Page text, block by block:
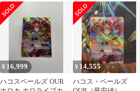
き
ライブ hololive hololive
カードゲーム ホロライ
ブカードゲーム
¥ 16,999
ハコスベールズ OUR
¥ 14,555
ハコス・ベールズ